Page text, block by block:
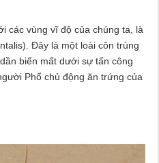
các vùng vĩ độ của chúng ta, là
Đây là một loài côn trùng
biến mất dưới sự tấn công
Phổ chủ động ăn trứng của